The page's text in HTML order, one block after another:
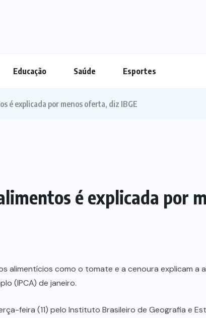
Educação Saúde Esportes
é explicada por menos oferta, diz IBGE
é explicada por
alimentícios como o tomate e a cenoura explicam a
(IPCA) de janeiro.
feira (11) pelo Instituto Brasileiro de Geografia e